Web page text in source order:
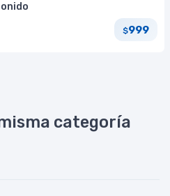
$999
categoría